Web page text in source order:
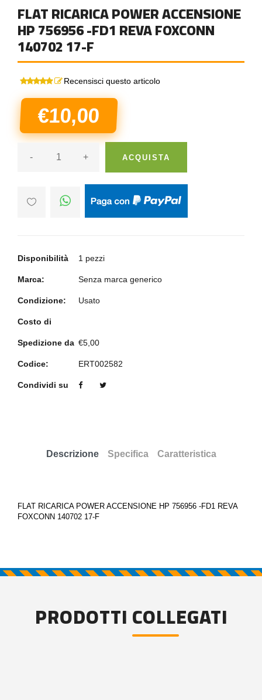
FLAT RICARICA POWER ACCENSIONE
HP 756956 -FD1 REVA FOXCONN
140702 17-F
Recensisci questo articolo
€10,00
- + ACQUISTA
Disponibilità 1 pezzi
Marca: Senza marca generico
Condizione: Usato
Costo di
Spedizione da €5,00
Codice: ERT002582
Condividi su
Descrizione Specifica Caratteristica
FLAT RICARICA POWER ACCENSIONE HP 756956 -FD1 REVA
FOXCONN 140702 17-F
PRODOTTI COLLEGATI